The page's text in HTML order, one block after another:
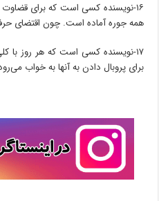
۱۶-نویسنده کسی است که برای
همه جوره آماده است. چون اقتضای
۱۷-نویسنده کسی است که هر روز با
برای پروبال دادن به آنها به خواب